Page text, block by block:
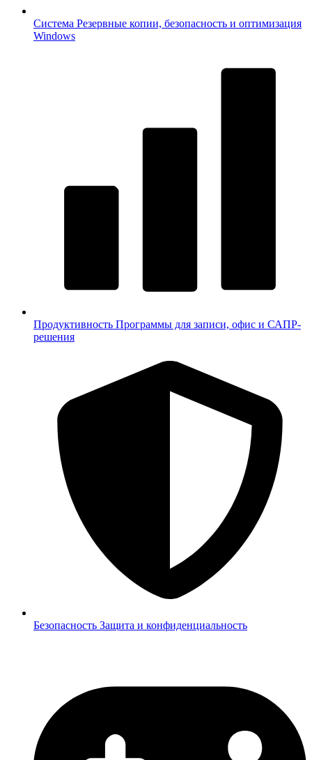
Система Резервные копии, безопасность и оптимизация
Windows
Продуктивность Программы для записи, офис и САПР-
решения
Безопасность Защита и конфиденциальность